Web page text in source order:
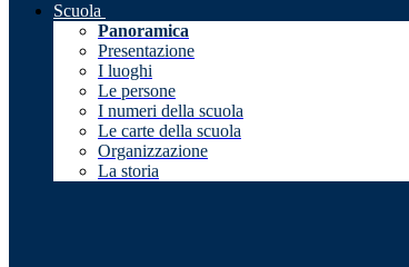
Scuola
Panoramica
Presentazione
I luoghi
Le persone
I numeri della scuola
Le carte della scuola
Organizzazione
La storia